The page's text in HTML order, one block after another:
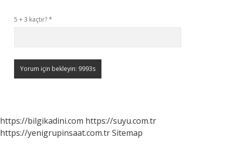
5 + 3 kaçtır?*
https://bilgikadini.com https://suyu.com.tr
https://yenigrupinsaat.com.trSitemap